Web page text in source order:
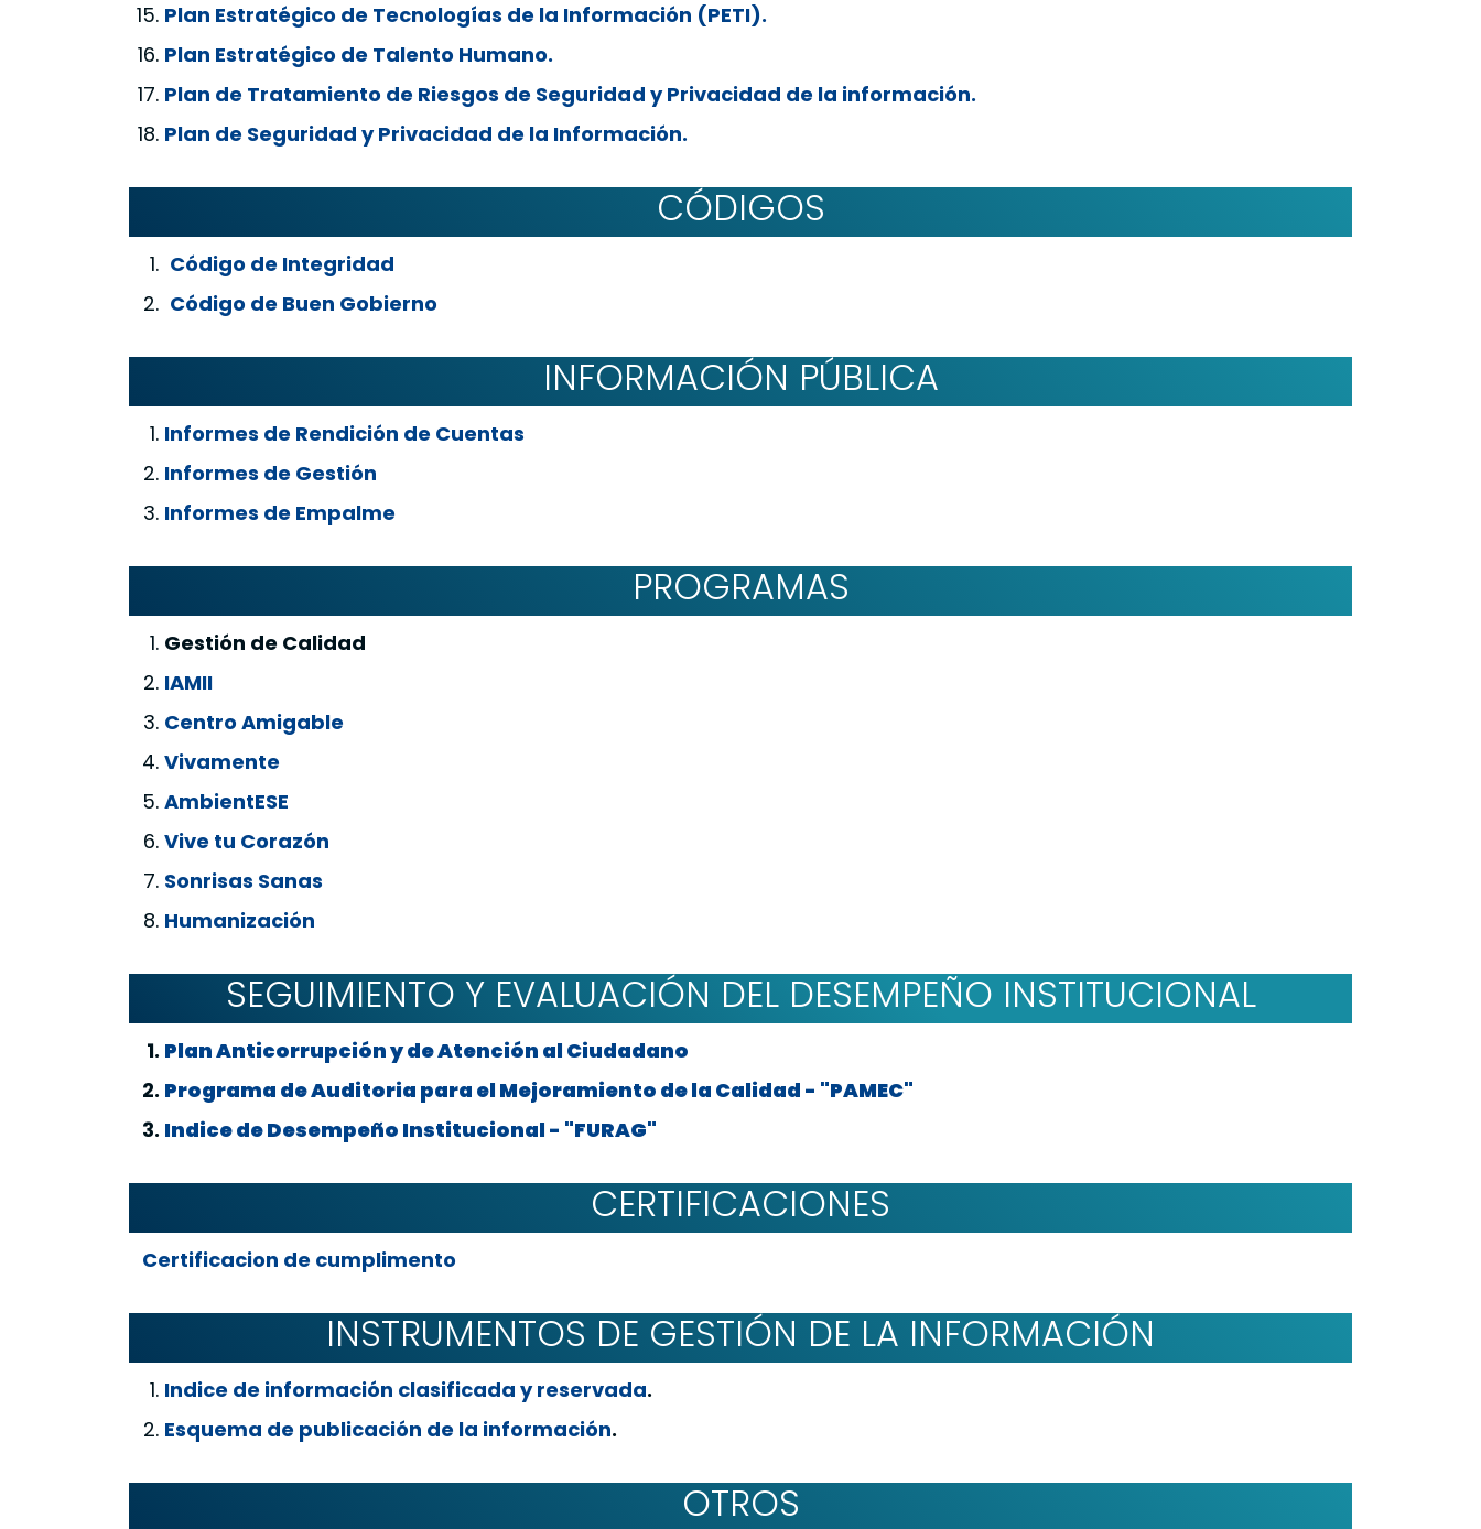
Plan Estratégico de Tecnologías de la Información (PETI).
Plan Estratégico de Talento Humano.
Plan de Tratamiento de Riesgos de Seguridad y Privacidad de la información.
Plan de Seguridad y Privacidad de la Información.
CÓDIGOS
Código de Integridad
Código de Buen Gobierno
INFORMACIÓN PÚBLICA
Informes de Rendición de Cuentas
Informes de Gestión
Informes de Empalme
PROGRAMAS
Gestión de Calidad
IAMII
Centro Amigable
Vivamente
AmbientESE
Vive tu Corazón
Sonrisas Sanas
Humanización
SEGUIMIENTO Y EVALUACIÓN DEL DESEMPEÑO INSTITUCIONAL
Plan Anticorrupción y de Atención al Ciudadano
Programa de Auditoria para el Mejoramiento de la Calidad - "PAMEC"
Indice de Desempeño Institucional - "FURAG"
CERTIFICACIONES
Certificacion de cumplimento
INSTRUMENTOS DE GESTIÓN DE LA INFORMACIÓN
Indice de información clasificada y reservada.
Esquema de publicación de la información.
OTROS